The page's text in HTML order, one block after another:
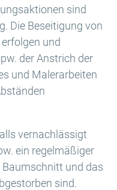
sind
Die Beseitigung von
und
der Anstrich der
und Malerarbeiten
vernachlässigt
ein regelmäßiger
Baumschnitt und das
sind.